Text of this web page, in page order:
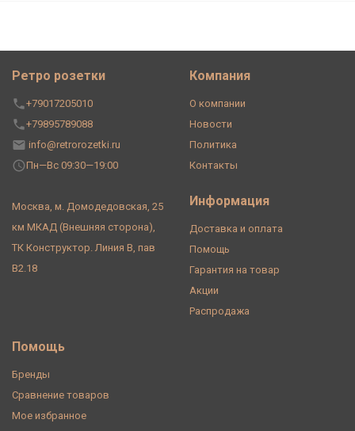
Ретро розетки
+79017205010
+79895789088
info@retrorozetki.ru
Пн—Вс 09:30—19:00
Москва, м. Домодедовская, 25
км МКАД (Внешняя сторона),
ТК Конструктор. Линия В, пав
В2.18
Компания
О компании
Новости
Политика
Контакты
Информация
Доставка и оплата
Помощь
Гарантия на товар
Акции
Распродажа
Помощь
Бренды
Сравнение товаров
Мое избранное